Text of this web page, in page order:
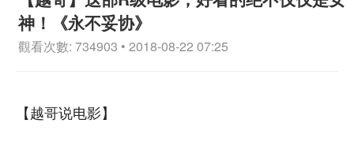
神！《永不妥协》
觀看次數: 734903 • 2018-08-22 07:25
【越哥说电影】